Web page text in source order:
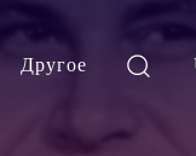
Другое